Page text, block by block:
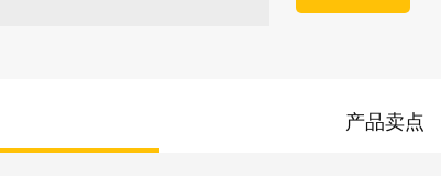
产品卖点